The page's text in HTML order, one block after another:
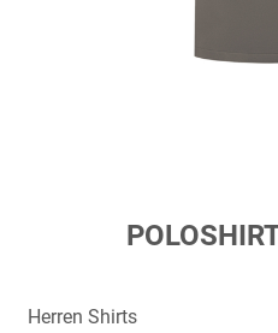
springen
Herren Shirts